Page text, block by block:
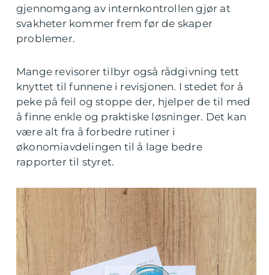
gjennomgang av internkontrollen gjør at
svakheter kommer frem før de skaper
problemer.
Mange revisorer tilbyr også rådgivning tett
knyttet til funnene i revisjonen. I stedet for å
peke på feil og stoppe der, hjelper de til med
å finne enkle og praktiske løsninger. Det kan
være alt fra å forbedre rutiner i
økonomiavdelingen til å lage bedre
rapporter til styret.